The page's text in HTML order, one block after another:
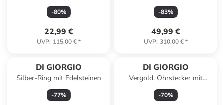
-80%
22,99 €
UVP: 115,00 €*
-83%
49,99 €
UVP: 310,00 €*
DI GIORGIO
Silber-Ring mit Edelsteinen
-77%
DI GIORGIO
Vergold. Ohrstecker mit
Edelsteinen
-70%